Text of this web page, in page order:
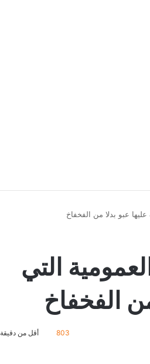
عبو بدلا من الفخفاخ
التي
الفخفاخ
803 أقل من دقيقة